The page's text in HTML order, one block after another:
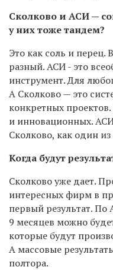
Сколково и АСИ —
у них тоже тандем?
Это как соль и
разный. АСИ - это
инструмент. Для
А Сколково — это
конкретных
и инновационных.
Сколково, как один
Когда будут
Сколково уже дает.
интересных фирм в
первый результат. По
9 месяцев можно
которые будут
А массовые
полтора.